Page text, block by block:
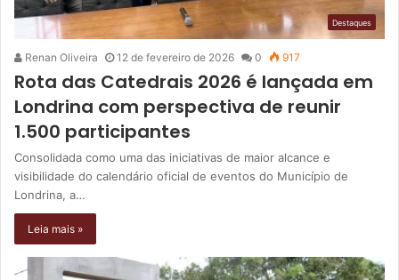
Destaques
Renan Oliveira 12 de fevereiro de 2026 0 917
Rota das Catedrais 2026 é lançada em
Londrina com perspectiva de reunir
1.500 participantes
Consolidada como uma das iniciativas de maior alcance e
visibilidade do calendário oficial de eventos do Município de
Londrina, a…
Leia mais »